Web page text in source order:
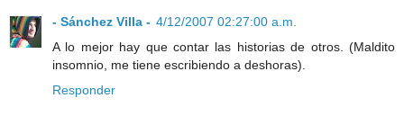
- Sánchez Villa - 4/12/2007 02:27:00 a.m.
A lo mejor hay que contar las historias de otros. (Maldito
insomnio, me tiene escribiendo a deshoras).
Responder